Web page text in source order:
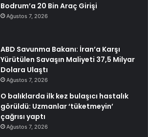
Bodrum’a 20 Bin Araç Girişi
Ağustos 7, 2026
ABD Savunma Bakanı: İran’a Karşı
Yürütülen Savaşın Maliyeti 37,5 Milyar
Dolara Ulaştı
Ağustos 7, 2026
O balıklarda ilk kez bulaşıcı hastalık
görüldü: Uzmanlar ‘tüketmeyin’
çağrısı yaptı
Ağustos 7, 2026